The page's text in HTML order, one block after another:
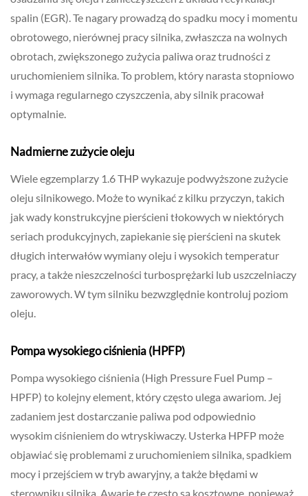
spalin (EGR). Te nagary prowadzą do spadku mocy i momentu
obrotowego, nierównej pracy silnika, zwłaszcza na wolnych
obrotach, zwiększonego zużycia paliwa oraz trudności z
uruchomieniem silnika. To problem, który narasta stopniowo
i wymaga regularnego czyszczenia, aby silnik pracował
optymalnie.
Nadmierne zużycie oleju
Wiele egzemplarzy 1.6 THP wykazuje podwyższone zużycie
oleju silnikowego. Może to wynikać z kilku przyczyn, takich
jak wady konstrukcyjne pierścieni tłokowych w niektórych
seriach produkcyjnych, zapiekanie się pierścieni na skutek
długich interwałów wymiany oleju i wysokich temperatur
pracy, a także nieszczelności turbosprężarki lub uszczelniaczy
zaworowych. W tym silniku bezwzględnie kontroluj poziom
oleju.
Pompa wysokiego ciśnienia (HPFP)
Pompa wysokiego ciśnienia (High Pressure Fuel Pump –
HPFP) to kolejny element, który często ulega awariom. Jej
zadaniem jest dostarczanie paliwa pod odpowiednio
wysokim ciśnieniem do wtryskiwaczy. Usterka HPFP może
objawiać się problemami z uruchomieniem silnika, spadkiem
mocy i przejściem w tryb awaryjny, a także błędami w
sterowniku silnika. Awarie te często są kosztowne, ponieważ